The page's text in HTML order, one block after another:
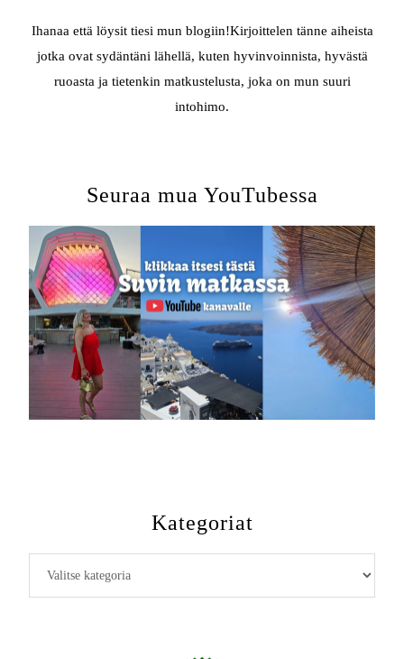
Ihanaa että löysit tiesi mun blogiin!Kirjoittelen tänne aiheista
jotka ovat sydäntäni lähellä, kuten hyvinvoinnista, hyvästä
ruoasta ja tietenkin matkustelusta, joka on mun suuri
intohimo.
Seuraa mua YouTubessa
Kategoriat